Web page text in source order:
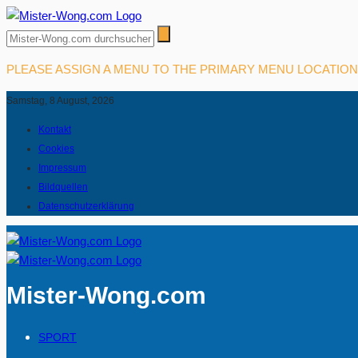
PLEASE ASSIGN A MENU TO THE PRIMARY MENU
Samstag, 8 August, 2026
Kontakt
Cookies
Impressum
Bildquellen
Datenschutzerklärung
Mister-Wong.com
SPORT